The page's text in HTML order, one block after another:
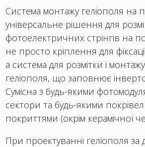
Система монтажу геліополя на
універсальне рішення для
фотоелектричних стрінгів на
не просто кріплення для
а система для розмітки і
геліополя, що заповнює
Сумісна з будь-якими
сектори та будь-якими
покриттями (окрім керамічної
При проектуванні геліополя